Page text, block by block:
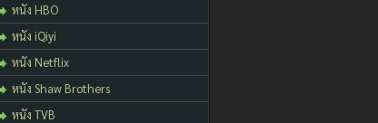
หนัง HBO
หนัง iQiyi
หนัง Netflix
หนัง Shaw Brothers
หนัง TVB